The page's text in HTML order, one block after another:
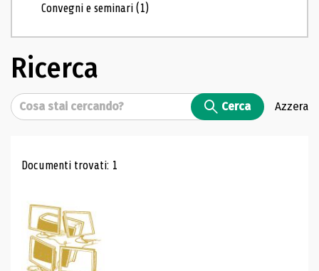
Convegni e seminari(1)
Ricerca
Cerca Cerca Azzera
Risultati di ricerca
Documenti trovati: 1